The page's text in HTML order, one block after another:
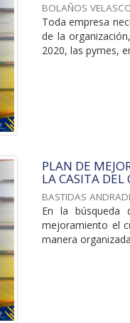
BOLAÑOS
Toda empresa
de la
2020, las pymes,
PLAN DE
LA CASITA
BASTIDAS
En la búsqueda
mejoramiento el
manera